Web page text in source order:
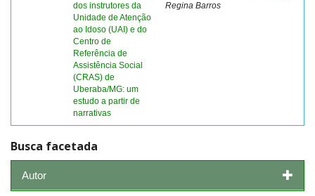
dos instrutores da
Unidade de Atenção
ao Idoso (UAI) e do
Centro de
Referência de
Assistência Social
(CRAS) de
Uberaba/MG: um
estudo a partir de
narrativas
Regina Barros
Busca facetada
Autor